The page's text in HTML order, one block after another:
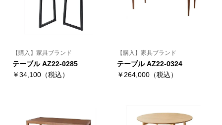
【購入】家具ブランド
テーブル AZ22-0285
￥34,100（税込）
【購入】家具ブランド
テーブル AZ22-0324
￥264,000（税込）